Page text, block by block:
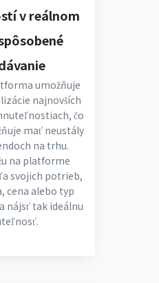
v reálnom
umožňuje
najnovších
čo
mať neustály
na trhu.
na platforme
svojich potrieb,
cena alebo typ
nájsť tak ideálnu